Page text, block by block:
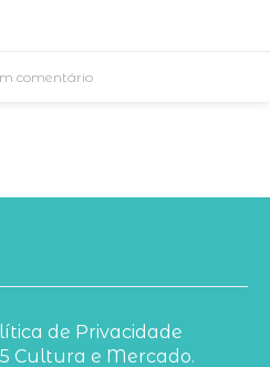
comentário
Cultura e Mercado.
de Privacidade